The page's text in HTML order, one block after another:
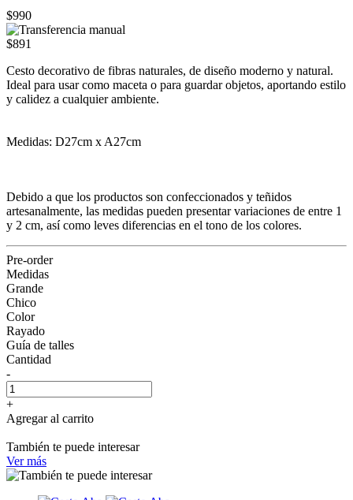
$990
$891
Cesto decorativo de fibras naturales, de diseño moderno y natural.
Ideal para usar como maceta o para guardar objetos, aportando estilo
y calidez a cualquier ambiente.
Medidas: D27cm x A27cm
Debido a que los productos son confeccionados y teñidos
artesanalmente, las medidas pueden presentar variaciones de entre 1
y 2 cm, así como leves diferencias en el tono de los colores.
Pre-order
Medidas
Grande
Chico
Color
Rayado
Guía de talles
Cantidad
-
+
Agregar al carrito
También te puede interesar
Ver más